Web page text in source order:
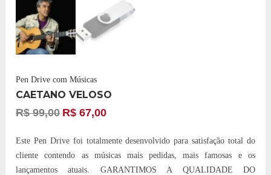
Pen Drive com Músicas
CAETANO VELOSO
R$99,00 R$ 67,00
Este Pen Drive foi totalmente desenvolvido para satisfação total do
cliente contendo as músicas mais pedidas, mais famosas e os
lançamentos atuais. GARANTIMOS A QUALIDADE DO